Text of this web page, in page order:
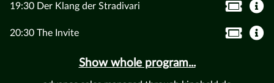
19:30 Der Klang der Stradivari
20:30 The Invite
Show whole program...